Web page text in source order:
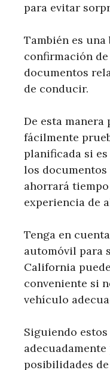
para evitar
También es
confirmación
documentos
de conducir.
De esta
fácilmente
planificada si
los documentos
ahorrará
experiencia de
Tenga en
automóvil para
California
conveniente si
vehículo
Siguiendo
posibilidades